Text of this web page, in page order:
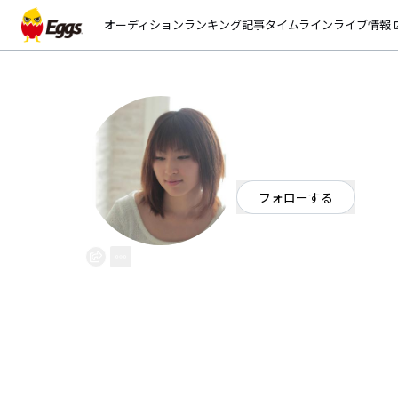
オーディションランキング記事タイムラインライブ情報
フォローする